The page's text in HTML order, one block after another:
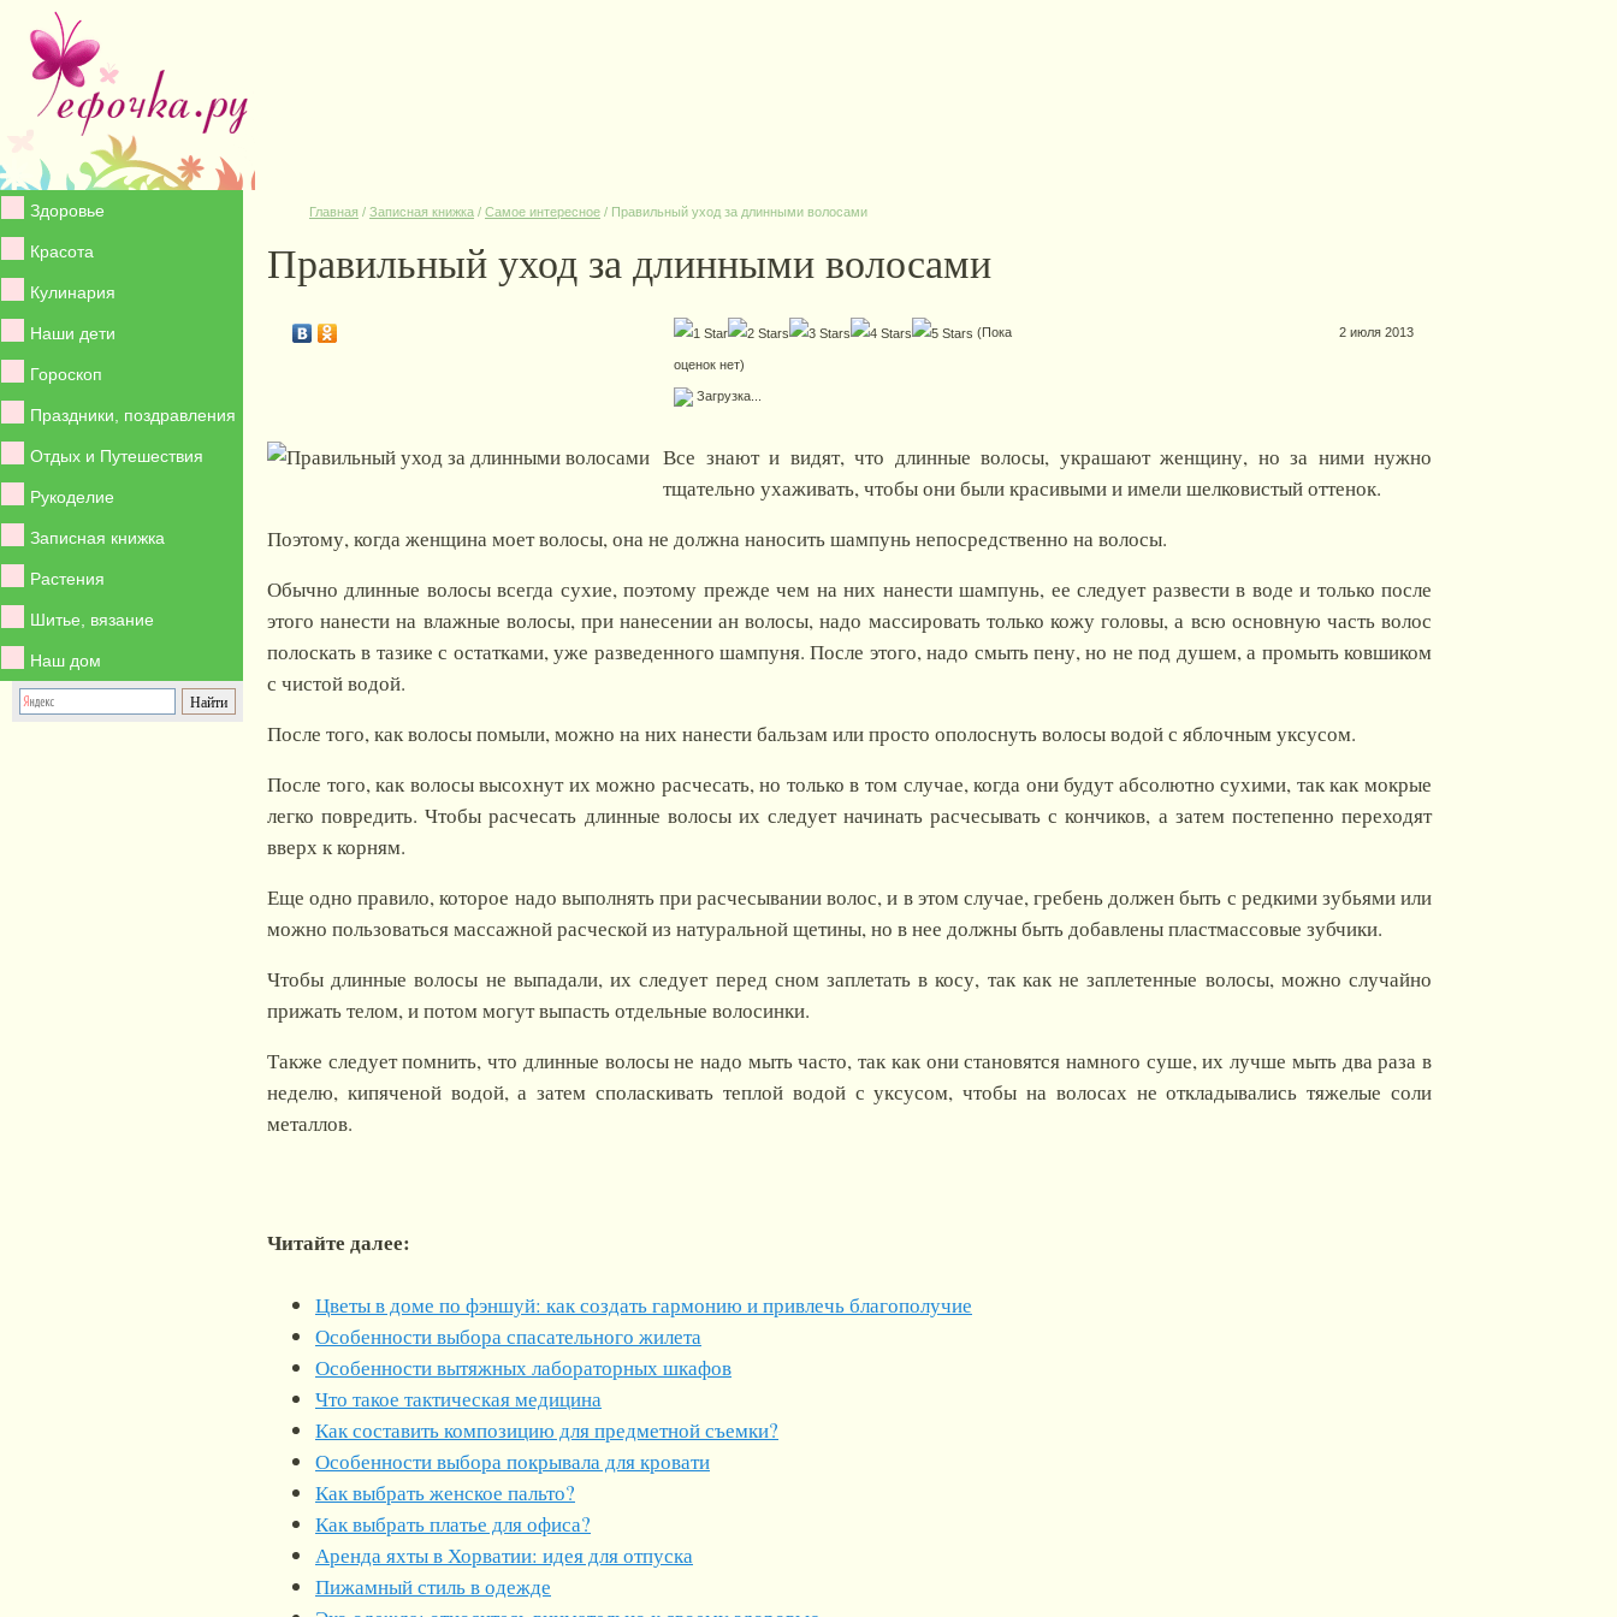
Здоровье
Красота
Кулинария
Наши дети
Гороскоп
Праздники, поздравления
Отдых и Путешествия
Рукоделие
Записная книжка
Растения
Шитье, вязание
Наш дом
Главная / Записная книжка / Самое интересное / Правильный уход за длинными волосами
Правильный уход за длинными волосами
(Пока
оценок нет)
Загрузка...
2 июля 2013
Все знают и видят, что длинные волосы, украшают женщину, но за ними нужно
тщательно ухаживать, чтобы они были красивыми и имели шелковистый оттенок.
Поэтому, когда женщина моет волосы, она не должна наносить шампунь непосредственно на волосы.
Обычно длинные волосы всегда сухие, поэтому прежде чем на них нанести шампунь, ее следует развести в воде и только после
этого нанести на влажные волосы, при нанесении ан волосы, надо массировать только кожу головы, а всю основную часть волос
полоскать в тазике с остатками, уже разведенного шампуня. После этого, надо смыть пену, но не под душем, а промыть ковшиком
с чистой водой.
После того, как волосы помыли, можно на них нанести бальзам или просто ополоснуть волосы водой с яблочным уксусом.
После того, как волосы высохнут их можно расчесать, но только в том случае, когда они будут абсолютно сухими, так как мокрые
легко повредить. Чтобы расчесать длинные волосы их следует начинать расчесывать с кончиков, а затем постепенно переходят
вверх к корням.
Еще одно правило, которое надо выполнять при расчесывании волос, и в этом случае, гребень должен быть с редкими зубьями или
можно пользоваться массажной расческой из натуральной щетины, но в нее должны быть добавлены пластмассовые зубчики.
Чтобы длинные волосы не выпадали, их следует перед сном заплетать в косу, так как не заплетенные волосы, можно случайно
прижать телом, и потом могут выпасть отдельные волосинки.
Также следует помнить, что длинные волосы не надо мыть часто, так как они становятся намного суше, их лучше мыть два раза в
неделю, кипяченой водой, а затем споласкивать теплой водой с уксусом, чтобы на волосах не откладывались тяжелые соли
металлов.
Читайте далее:
Цветы в доме по фэншуй: как создать гармонию и привлечь благополучие
Особенности выбора спасательного жилета
Особенности вытяжных лабораторных шкафов
Что такое тактическая медицина
Как составить композицию для предметной съемки?
Особенности выбора покрывала для кровати
Как выбрать женское пальто?
Как выбрать платье для офиса?
Аренда яхты в Хорватии: идея для отпуска
Пижамный стиль в одежде